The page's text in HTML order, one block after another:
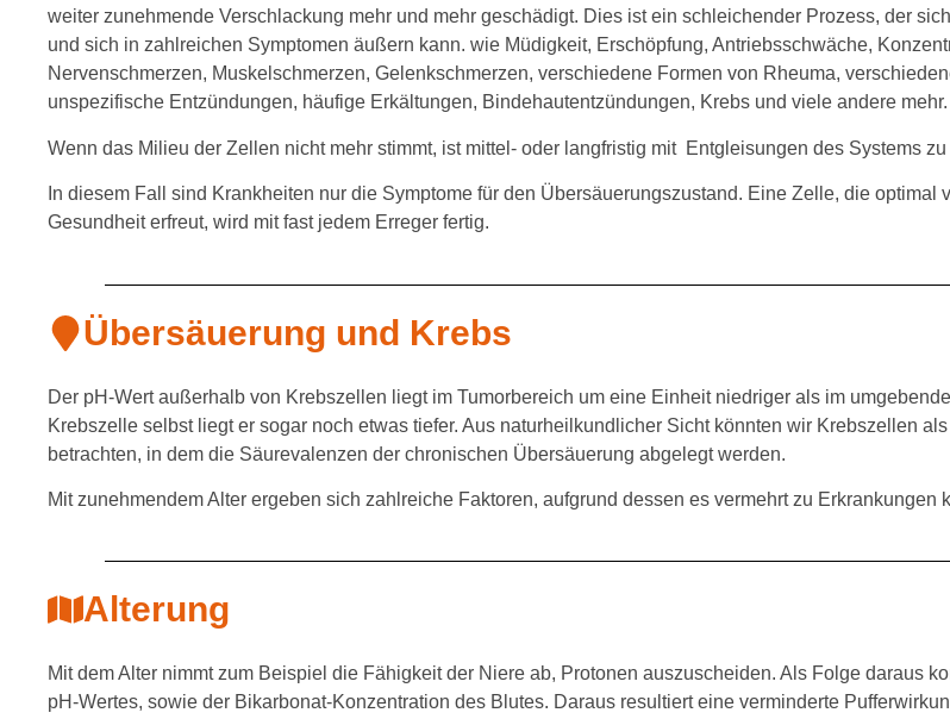
weiter zunehmende Verschlackung mehr und mehr geschädigt. Dies ist ein schleichender Prozess, der
und sich in zahlreichen Symptomen äußern kann. wie Müdigkeit, Erschöpfung, Antriebsschwäche,
Nervenschmerzen, Muskelschmerzen, Gelenkschmerzen, verschiedene Formen von Rheuma,
unspezifische Entzündungen, häufige Erkältungen, Bindehautentzündungen, Krebs und viele andere mehr.
Wenn das Milieu der Zellen nicht mehr stimmt, ist mittel- oder langfristig mit Entgleisungen des Systems zu
In diesem Fall sind Krankheiten nur die Symptome für den Übersäuerungszustand. Eine Zelle, die optimal
Gesundheit erfreut, wird mit fast jedem Erreger fertig.
Übersäuerung und Krebs
Der pH-Wert außerhalb von Krebszellen liegt im Tumorbereich um eine Einheit niedriger als im
Krebszelle selbst liegt er sogar noch etwas tiefer. Aus naturheilkundlicher Sicht könnten wir Krebszellen
betrachten, in dem die Säurevalenzen der chronischen Übersäuerung abgelegt werden.
Mit zunehmendem Alter ergeben sich zahlreiche Faktoren, aufgrund dessen es vermehrt zu Erkrankungen
Alterung
Mit dem Alter nimmt zum Beispiel die Fähigkeit der Niere ab, Protonen auszuscheiden. Als Folge daraus
pH-Wertes, sowie der Bikarbonat-Konzentration des Blutes. Daraus resultiert eine verminderte